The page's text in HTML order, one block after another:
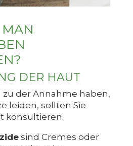
DER HAUT
zu der Annahme haben,
leiden, sollten Sie
konsultieren.
sind Cremes oder